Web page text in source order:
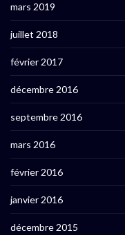
mars 2019
juillet 2018
février 2017
décembre 2016
septembre 2016
mars 2016
février 2016
janvier 2016
décembre 2015